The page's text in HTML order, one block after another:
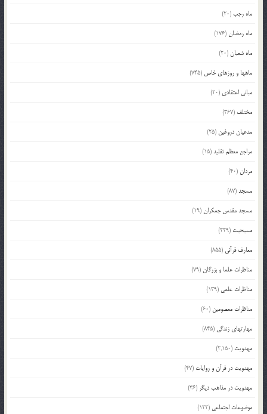
ماه رجب(20)
ماه رمضان (176)
ماه شعبان (20)
ماهها و روزهای خاص (745)
مبانی اعتقادی (20)
مختلف (367)
مدعیان دروغین (25)
مراجع معظم تقلید(15)
مردان (40)
مسجد(87)
مسجد مقدس جمکران (19)
مسیحیت (229)
معارف قرآنی (855)
مناظرات علما و بزرگان (79)
مناظرات علمی (139)
مناظرات معصومین (60)
مهارتهای زندگی (845)
مهدویت (2,150)
مهدویت در قرآن و روایات (47)
مهدویت در مذاهب دیگر (36)
موضوعات اجتماعی (122)